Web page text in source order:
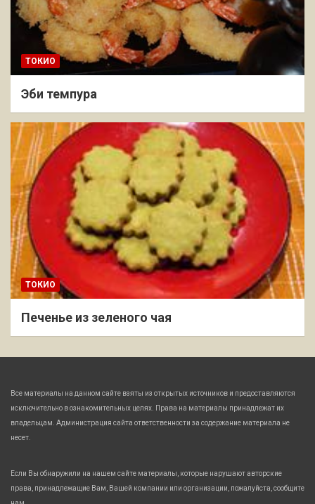
ТОКИО
Эби темпура
ТОКИО
Печенье из зеленого чая
Все материалы на данном сайте взяты из открытых источников и предоставляются
исключительно в ознакомительных целях. Права на материалы принадлежат их
владельцам. Администрация сайта ответственности за содержание материала не
несет.
Если Вы обнаружили на нашем сайте материалы, которые нарушают авторские
права, принадлежащие Вам, Вашей компании или организации, пожалуйста, сообщите